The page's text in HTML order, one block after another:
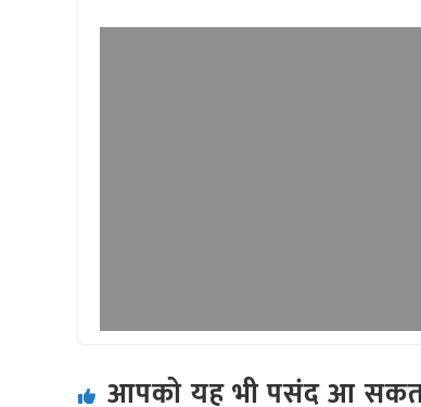
आपको यह भी पसंद आ